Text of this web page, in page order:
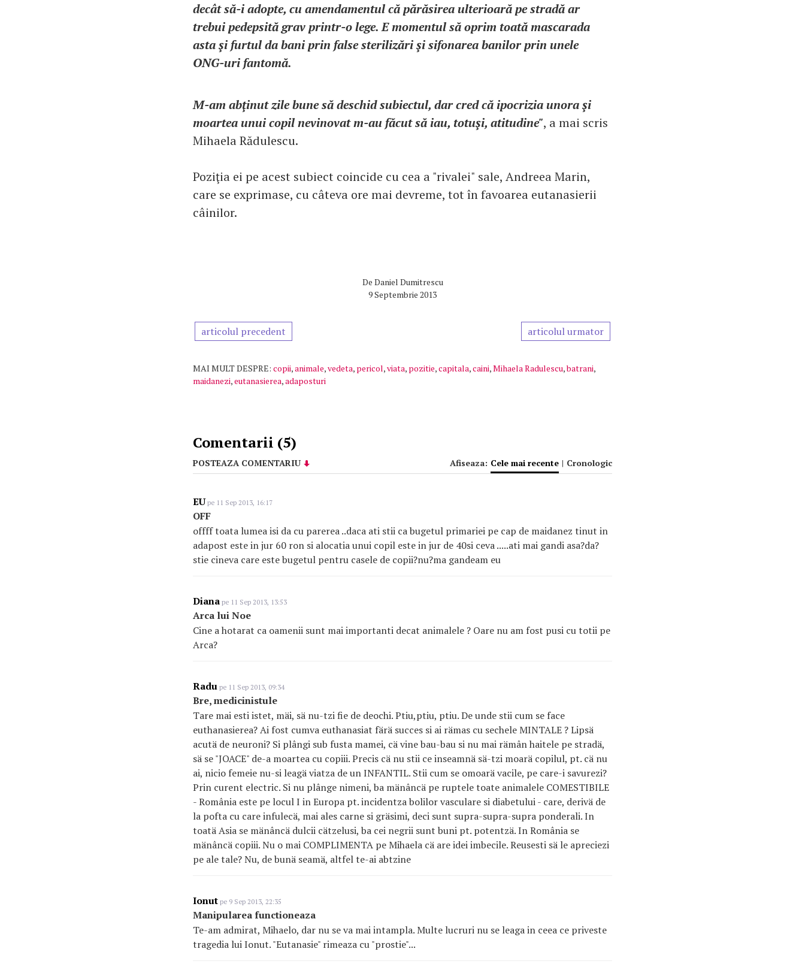
decât să-i adopte, cu amendamentul că părăsirea ulterioară pe stradă ar
trebui pedepsită grav printr-o lege. E momentul să oprim toată mascarada
asta şi furtul da bani prin false sterilizări şi sifonarea banilor prin unele
ONG-uri fantomă.
M-am abţinut zile bune să deschid subiectul, dar cred că ipocrizia unora şi
moartea unui copil nevinovat m-au făcut să iau, totuşi, atitudine", a mai scris
Mihaela Rădulescu.
Poziţia ei pe acest subiect coincide cu cea a "rivalei" sale, Andreea Marin,
care se exprimase, cu câteva ore mai devreme, tot în favoarea eutanasierii
câinilor.
De Daniel Dumitrescu
9 Septembrie 2013
articolul precedent articolul urmator
MAI MULT DESPRE: copii,animale,vedeta, pericol,viata, pozitie,capitala,caini,Mihaela Radulescu,batrani,
maidanezi,eutanasierea,adaposturi
Comentarii (5)
POSTEAZA COMENTARIU Afiseaza: Cele mai recente | Cronologic
EU pe 11 Sep 2013, 16:17
OFF
offff toata lumea isi da cu parerea ..daca ati stii ca bugetul primariei pe cap de maidanez tinut in
adapost este in jur 60 ron si alocatia unui copil este in jur de 40si ceva .....ati mai gandi asa?da?
stie cineva care este bugetul pentru casele de copii?nu?ma gandeam eu
Diana pe 11 Sep 2013, 13:53
Arca lui Noe
Cine a hotarat ca oamenii sunt mai importanti decat animalele ? Oare nu am fost pusi cu totii pe
Arca?
Radu pe 11 Sep 2013, 09:34
Bre, medicinistule
Tare mai esti istet, mäi, sä nu-tzi fie de deochi. Ptiu,ptiu, ptiu. De unde stii cum se face
euthanasierea? Ai fost cumva euthanasiat färä succes si ai rämas cu sechele MINTALE ? Lipsä
acutä de neuroni? Si plângi sub fusta mamei, cä vine bau-bau si nu mai rämân haitele pe stradä,
sä se "JOACE" de-a moartea cu copiii. Precis cä nu stii ce inseamnä sä-tzi moarä copilul, pt. cä nu
ai, nicio femeie nu-si leagä viatza de un INFANTIL. Stii cum se omoarä vacile, pe care-i savurezi?
Prin curent electric. Si nu plânge nimeni, ba mänâncä pe ruptele toate animalele COMESTIBILE
- România este pe locul I in Europa pt. incidentza bolilor vasculare si diabetului - care, derivä de
la pofta cu care infulecä, mai ales carne si gräsimi, deci sunt supra-supra-supra ponderali. In
toatä Asia se mänâncä dulcii cätzelusi, ba cei negrii sunt buni pt. potentzä. In România se
mänâncä copiii. Nu o mai COMPLIMENTA pe Mihaela cä are idei imbecile. Reusesti sä le apreciezi
pe ale tale? Nu, de bunä seamä, altfel te-ai abtzine
Ionut pe 9 Sep 2013, 22:35
Manipularea functioneaza
Te-am admirat, Mihaelo, dar nu se va mai intampla. Multe lucruri nu se leaga in ceea ce priveste
tragedia lui Ionut. "Eutanasie" rimeaza cu "prostie"...